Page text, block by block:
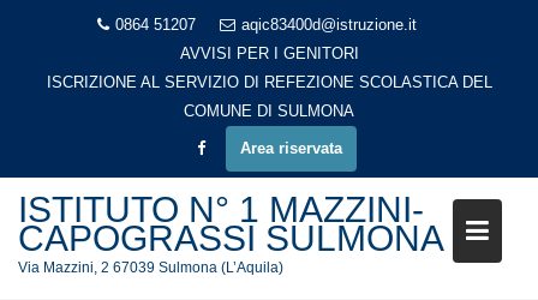
0864 51207
aqic83400d@istruzione.it
AVVISI PER I GENITORI
ISCRIZIONE AL SERVIZIO DI REFEZIONE SCOLASTICA DEL
COMUNE DI SULMONA
Area riservata
ISTITUTO N° 1 MAZZINI-
CAPOGRASSI SULMONA
Via Mazzini, 2 67039 Sulmona (L’Aquila)